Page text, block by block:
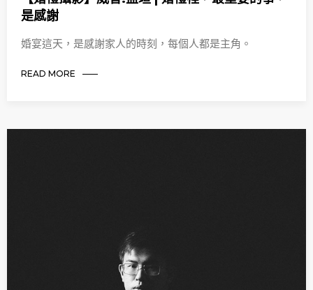
是感謝
婚宴這天，是感謝家人的時刻，每個人都是主角。
READ MORE